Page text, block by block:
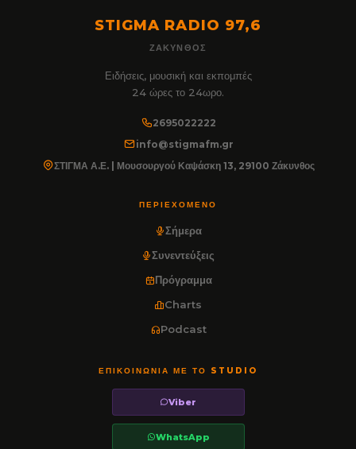
STIGMA RADIO 97,6
ΖΆΚΥΝΘΟΣ
Ειδήσεις, μουσική και εκπομπές
24 ώρες το 24ωρο.
2695022222
info@stigmafm.gr
ΣΤΙΓΜΑ Α.Ε. | Μουσουργού Καψάσκη 13, 29100 Ζάκυνθος
ΠΕΡΙΕΧΌΜΕΝΟ
Σήμερα
Συνεντεύξεις
Πρόγραμμα
Charts
Podcast
ΕΠΙΚΟΙΝΩΝΊΑ ΜΕ ΤΟ STUDIO
Viber
WhatsApp